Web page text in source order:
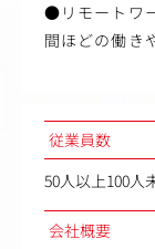
●リモートワ
間ほどの働き
従業員数
50人以上100人
会社概要